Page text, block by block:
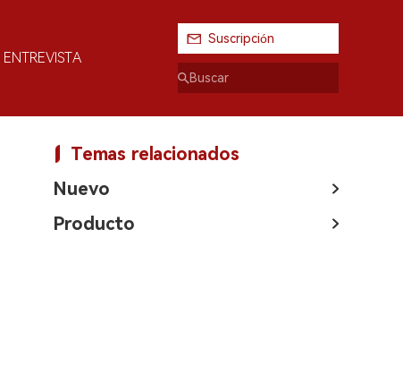
ENTREVISTA
Suscripción
Temas relacionados
Nuevo
Producto